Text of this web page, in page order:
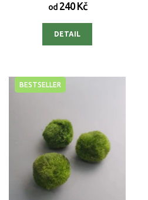
od240 Kč
DETAIL
BESTSELLER